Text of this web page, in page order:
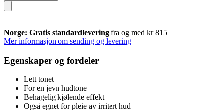
Norge: Gratis standardlevering fra og med kr 815
Mer informasjon om sending og levering
Egenskaper og fordeler
Lett tonet
For en jevn hudtone
Behagelig kjølende effekt
Også egnet for pleie av irritert hud